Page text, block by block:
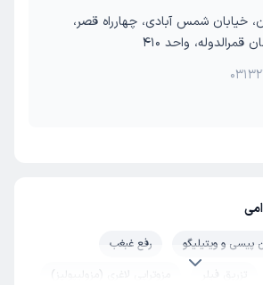
خیابان شمس آبادی، چهارراه قصر،
قمرالدوله، واحد ۴۱۰
پیسی و ویتیلیگو
رفع غبغب
تزریق فیلر
مزوتراپی لاغری (مزولیپولیز)